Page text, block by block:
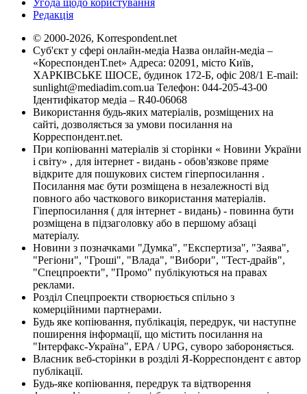
Угода щодо користування
Редакція
© 2000-2026, Korrespondent.net
Суб'єкт у сфері онлайн-медіа Назва онлайн-медіа –
«КореспонденТ.net» Адреса: 02091, місто Київ,
ХАРКІВСЬКЕ ШОСЕ, будинок 172-Б, офіс 208/1 E-mail:
sunlight@mediadim.com.ua Телефон: 044-205-43-00
Ідентифікатор медіа – R40-06068
Використання будь-яких матеріалів, розміщених на
сайті, дозволяється за умови посилання на
Корреспондент.net.
При копіюванні матеріалів зі сторінки « Новини України
і світу» , для інтернет - видань - обов'язкове пряме
відкрите для пошукових систем гіперпосилання .
Посилання має бути розміщена в незалежності від
повного або часткового використання матеріалів.
Гіперпосилання ( для інтернет - видань) - повинна бути
розміщена в підзаголовку або в першому абзаці
матеріалу.
Новини з позначками "Думка", "Експертиза", "Заява",
"Регіони", "Гроші", "Влада", "Вибори", "Тест-драйв",
"Спецпроекти", "Промо" публікуються на правах
реклами.
Розділ Спецпроекти створюється спільно з
комерційними партнерами.
Будь яке копіювання, публікація, передрук, чи наступне
поширення інформації, що містить посилання на
"Інтерфакс-Україна", EPA / UPG, суворо забороняється.
Власник веб-сторінки в розділі Я-Корреспондент є автор
публікації.
Будь-яке копіювання, передрук та відтворення